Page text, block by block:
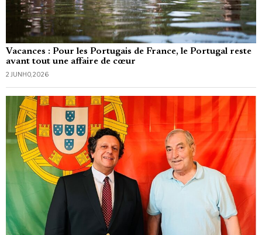
Vacances : Pour les Portugais de France, le Portugal reste
avant tout une affaire de cœur
2 JUNHO, 2026